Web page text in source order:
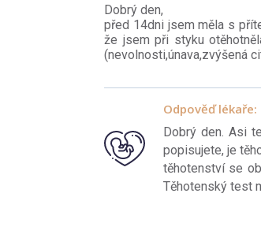
Dobrý den,
před 14dni jsem měla s
že jsem při styku
(nevolnosti,únava,zvýšená
Odpověď lékaře:
Dobrý den. Asi
popisujete, je
těhotenství se
Těhotenský test